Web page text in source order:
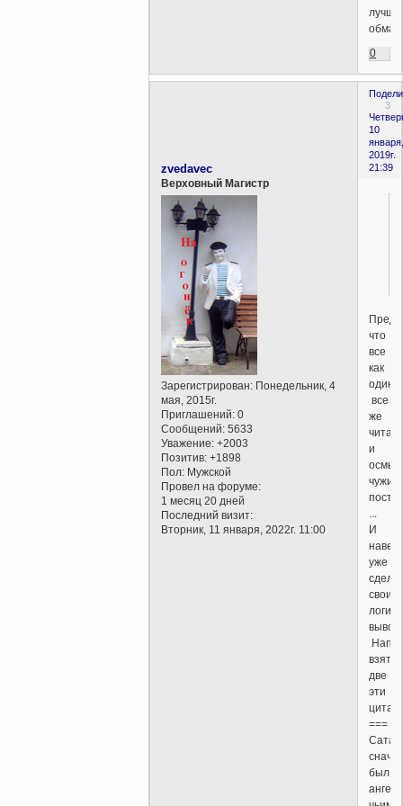
лучше,
0
3
10
января,
2019г.
21:39
zvedavec
Верховный Магистр
Зарегистрирован: Понедельник, 4
мая, 2015г.
Приглашений: 0
Сообщений: 5633
Уважение: +2003
Позитив: +1898
Пол: Мужской
Провел на форуме:
1 месяц 20 дней
Последний визит:
Вторник, 11 января, 2022г. 11:00
что
все
как
один,
все
же
и
чужие
посты
И
уже
свои
взять
две
эти
===
был